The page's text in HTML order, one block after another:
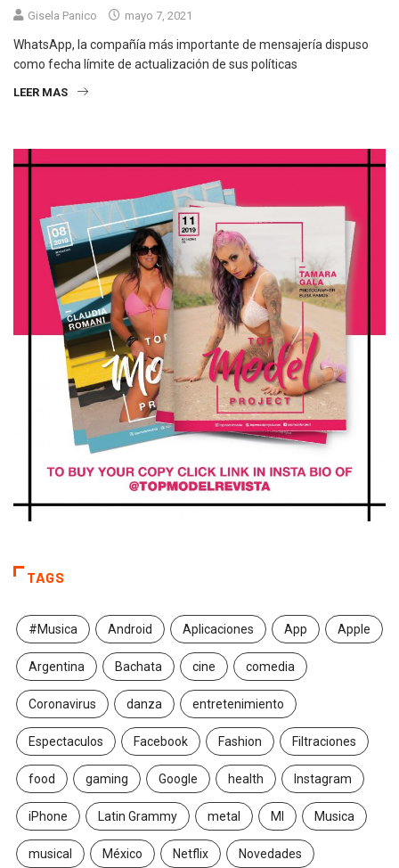
Gisela Panico mayo 7, 2021
WhatsApp, la compañía más importante de mensajería dispuso
como fecha límite de actualización de sus políticas
LEER MAS
TAGS
#Musica Android Aplicaciones App Apple
Argentina Bachata cine comedia
Coronavirus danza entretenimiento
Espectaculos Facebook Fashion Filtraciones
food gaming Google health Instagram
iPhone Latin Grammy metal MI Musica
musical México Netflix Novedades